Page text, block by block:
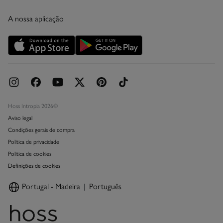
Cartão Presente Online
Promoções vigentes
Livro de Reclamações online
A nossa aplicação
Hoss Intropia 2026©
Aviso legal
Condições gerais de compra
Política de privacidade
Política de cookies
Definições de cookies
Portugal - Madeira Português